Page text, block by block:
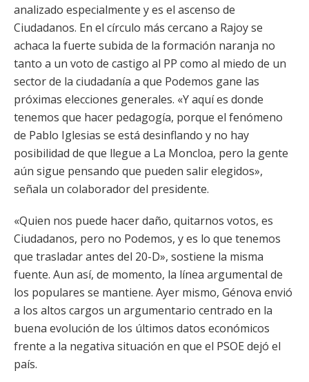
analizado especialmente y es el ascenso de
Ciudadanos. En el círculo más cercano a Rajoy se
achaca la fuerte subida de la formación naranja no
tanto a un voto de castigo al PP como al miedo de un
sector de la ciudadanía a que Podemos gane las
próximas elecciones generales. «Y aquí es donde
tenemos que hacer pedagogía, porque el fenómeno
de Pablo Iglesias se está desinflando y no hay
posibilidad de que llegue a La Moncloa, pero la gente
aún sigue pensando que pueden salir elegidos»,
señala un colaborador del presidente.
«Quien nos puede hacer daño, quitarnos votos, es
Ciudadanos, pero no Podemos, y es lo que tenemos
que trasladar antes del 20-D», sostiene la misma
fuente. Aun así, de momento, la línea argumental de
los populares se mantiene. Ayer mismo, Génova envió
a los altos cargos un argumentario centrado en la
buena evolución de los últimos datos económicos
frente a la negativa situación en que el PSOE dejó el
país.